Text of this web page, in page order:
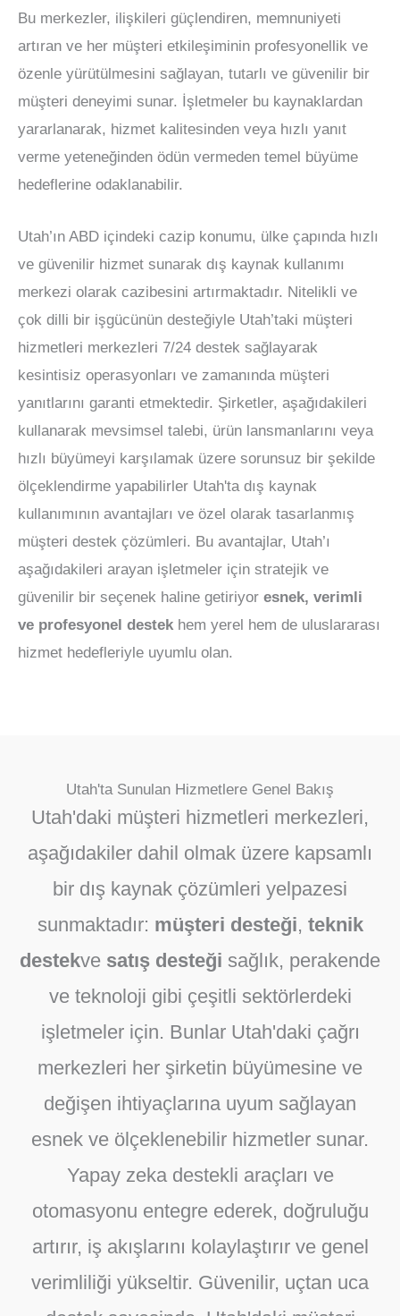
Bu merkezler, ilişkileri güçlendiren, memnuniyeti
artıran ve her müşteri etkileşiminin profesyonellik ve
özenle yürütülmesini sağlayan, tutarlı ve güvenilir bir
müşteri deneyimi sunar. İşletmeler bu kaynaklardan
yararlanarak, hizmet kalitesinden veya hızlı yanıt
verme yeteneğinden ödün vermeden temel büyüme
hedeflerine odaklanabilir.
Utah’ın ABD içindeki cazip konumu, ülke çapında hızlı
ve güvenilir hizmet sunarak dış kaynak kullanımı
merkezi olarak cazibesini artırmaktadır. Nitelikli ve
çok dilli bir işgücünün desteğiyle Utah’taki müşteri
hizmetleri merkezleri 7/24 destek sağlayarak
kesintisiz operasyonları ve zamanında müşteri
yanıtlarını garanti etmektedir. Şirketler, aşağıdakileri
kullanarak mevsimsel talebi, ürün lansmanlarını veya
hızlı büyümeyi karşılamak üzere sorunsuz bir şekilde
ölçeklendirme yapabilirler Utah'ta dış kaynak
kullanımının avantajları ve özel olarak tasarlanmış
müşteri destek çözümleri. Bu avantajlar, Utah’ı
aşağıdakileri arayan işletmeler için stratejik ve
güvenilir bir seçenek haline getiriyor esnek, verimli
ve profesyonel destek hem yerel hem de uluslararası
hizmet hedefleriyle uyumlu olan.
Utah'ta Sunulan Hizmetlere Genel Bakış
Utah'daki müşteri hizmetleri merkezleri,
aşağıdakiler dahil olmak üzere kapsamlı
bir dış kaynak çözümleri yelpazesi
sunmaktadır: müşteri desteği, teknik
destekve satış desteği sağlık, perakende
ve teknoloji gibi çeşitli sektörlerdeki
işletmeler için. Bunlar Utah'daki çağrı
merkezleri her şirketin büyümesine ve
değişen ihtiyaçlarına uyum sağlayan
esnek ve ölçeklenebilir hizmetler sunar.
Yapay zeka destekli araçları ve
otomasyonu entegre ederek, doğruluğu
artırır, iş akışlarını kolaylaştırır ve genel
verimliliği yükseltir. Güvenilir, uçtan uca